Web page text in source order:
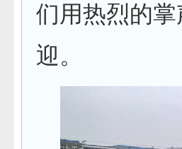
们用热烈的
迎。